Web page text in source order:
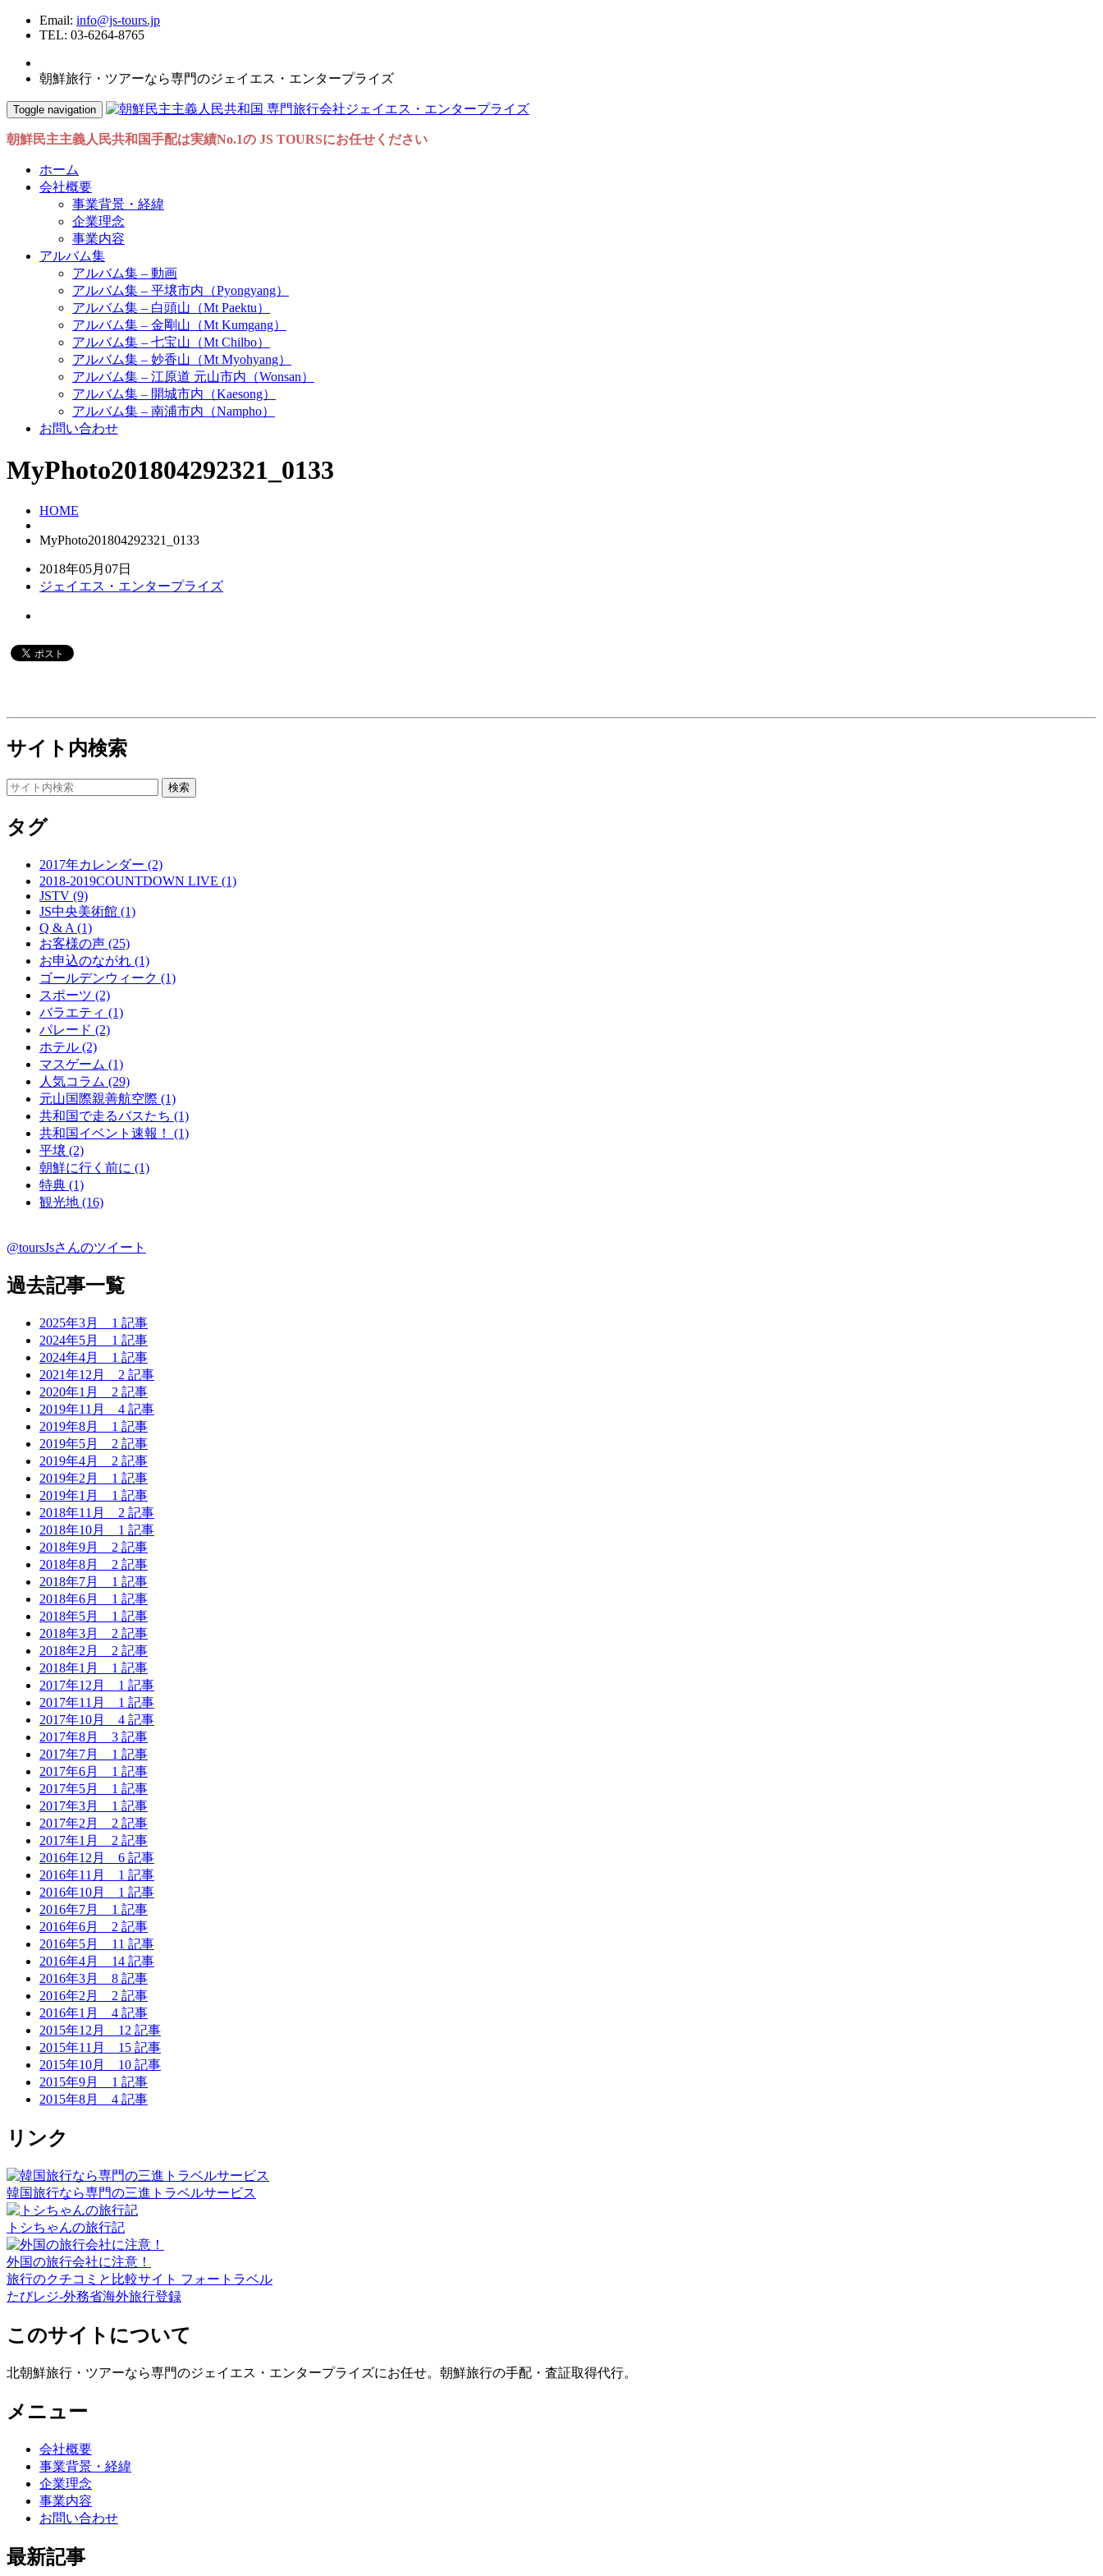
Email: info@js-tours.jp
TEL: 03-6264-8765
朝鮮旅行・ツアーなら専門のジェイエス・エンタープライズ
Toggle navigation
朝鮮民主主義人民共和国手配は実績No.1の JS TOURSにお任せください
ホーム
会社概要
事業背景・経緯
企業理念
事業内容
アルバム集
アルバム集 – 動画
アルバム集 – 平壌市内（Pyongyang）
アルバム集 – 白頭山（Mt Paektu）
アルバム集 – 金剛山（Mt Kumgang）
アルバム集 – 七宝山（Mt Chilbo）
アルバム集 – 妙香山（Mt Myohyang）
アルバム集 – 江原道 元山市内（Wonsan）
アルバム集 – 開城市内（Kaesong）
アルバム集 – 南浦市内（Nampho）
お問い合わせ
MyPhoto201804292321_0133
HOME
MyPhoto201804292321_0133
2018年05月07日
ジェイエス・エンタープライズ
サイト内検索
タグ
2017年カレンダー (2)
2018-2019COUNTDOWN LIVE (1)
JSTV (9)
JS中央美術館 (1)
Q & A (1)
お客様の声 (25)
お申込のながれ (1)
ゴールデンウィーク (1)
スポーツ (2)
バラエティ (1)
パレード (2)
ホテル (2)
マスゲーム (1)
人気コラム (29)
元山国際親善航空際 (1)
共和国で走るバスたち (1)
共和国イベント速報！ (1)
平壌 (2)
朝鮮に行く前に (1)
特典 (1)
観光地 (16)
@toursJsさんのツイート
過去記事一覧
2025年3月 1 記事
2024年5月 1 記事
2024年4月 1 記事
2021年12月 2 記事
2020年1月 2 記事
2019年11月 4 記事
2019年8月 1 記事
2019年5月 2 記事
2019年4月 2 記事
2019年2月 1 記事
2019年1月 1 記事
2018年11月 2 記事
2018年10月 1 記事
2018年9月 2 記事
2018年8月 2 記事
2018年7月 1 記事
2018年6月 1 記事
2018年5月 1 記事
2018年3月 2 記事
2018年2月 2 記事
2018年1月 1 記事
2017年12月 1 記事
2017年11月 1 記事
2017年10月 4 記事
2017年8月 3 記事
2017年7月 1 記事
2017年6月 1 記事
2017年5月 1 記事
2017年3月 1 記事
2017年2月 2 記事
2017年1月 2 記事
2016年12月 6 記事
2016年11月 1 記事
2016年10月 1 記事
2016年7月 1 記事
2016年6月 2 記事
2016年5月 11 記事
2016年4月 14 記事
2016年3月 8 記事
2016年2月 2 記事
2016年1月 4 記事
2015年12月 12 記事
2015年11月 15 記事
2015年10月 10 記事
2015年9月 1 記事
2015年8月 4 記事
リンク
韓国旅行なら専門の三進トラベルサービス
トシちゃんの旅行記
外国の旅行会社に注意！
旅行のクチコミと比較サイト フォートラベル
たびレジ-外務省海外旅行登録
このサイトについて
北朝鮮旅行・ツアーなら専門のジェイエス・エンタープライズにお任せ。朝鮮旅行の手配・査証取得代行。
メニュー
会社概要
事業背景・経緯
企業理念
事業内容
お問い合わせ
最新記事